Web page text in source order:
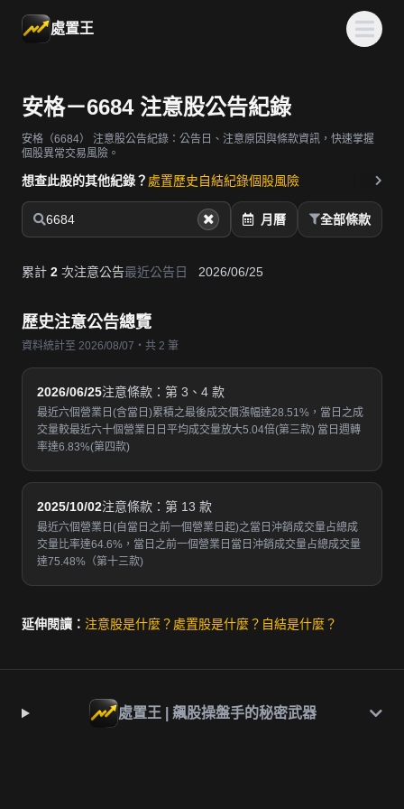
處置王
安格－6684 注意股公告紀錄
安格（6684）
注意股公告紀錄：公告日、注意原因與條款資訊，快速掌握
個股異常交易風險。
想查此股的其他紀錄？ 處置歷史自結紀錄個股風險
6684 月曆 全部條款
累計 2 次注意公告最近公告日 2026/06/25
歷史注意公告總覽
資料統計至 2026/08/07・共 2 筆
2026/06/25注意條款：第 3、4 款
最近六個營業日(含當日)累積之最後成交價漲幅達28.51%，當日之成
交量較最近六十個營業日日平均成交量放大5.04倍(第三款) 當日週轉
率達6.83%(第四款)
2025/10/02注意條款：第 13 款
最近六個營業日(自當日之前一個營業日起)之當日沖銷成交量占總成
交量比率達64.6%，當日之前一個營業日當日沖銷成交量占總成交量
達75.48%（第十三款)
延伸閱讀： 注意股是什麼？ 處置股是什麼？ 自結是什麼？
處置王 | 飆股操盤手的秘密武器